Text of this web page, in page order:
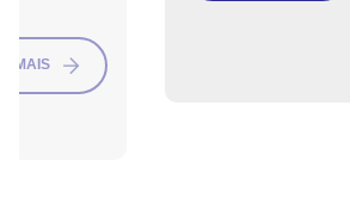
MAIS